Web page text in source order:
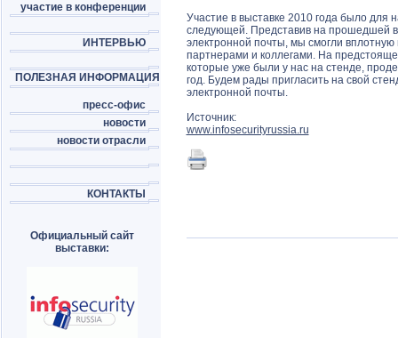
участие в конференции
ИНТЕРВЬЮ
ПОЛЕЗНАЯ ИНФОРМАЦИЯ
пресс-офис
новости
новости отрасли
КОНТАКТЫ
Официальный сайт
выставки:
Участие в выставке 2010 года было для
следующей. Представив на прошедшей
электронной почты, мы смогли
партнерами и коллегами. На
которые уже были у нас на стенде,
год. Будем рады пригласить на свой
электронной почты.
Источник:
www.infosecurityrussia.ru